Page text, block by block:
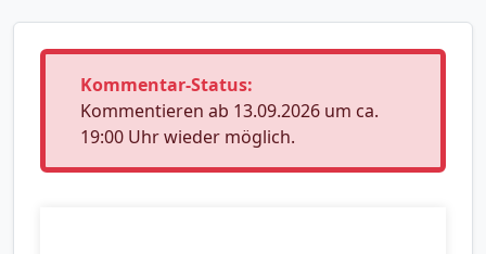
Kommentar-Status:
Kommentieren ab 13.09.2026 um ca.
19:00 Uhr wieder möglich.